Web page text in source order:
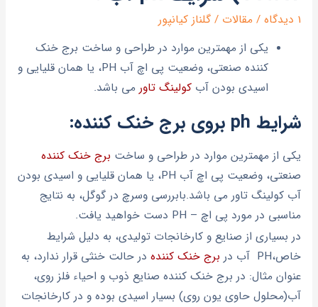
1 دیدگاه / مقالات / گلناز کیانپور
یکی از مهمترین موارد در طراحی و ساخت برج خنک
کننده صنعتی، وضعیت پی اچ آب PH، یا همان قلیایی و
اسیدی بودن آبکولینگ تاور می باشد.
شرایط ph بروی برج خنک کننده:
یکی از مهمترین موارد در طراحی و ساخت برج خنک کننده
صنعتی، وضعیت پی اچ آب PH، یا همان قلیایی و اسیدی بودن
آب کولینگ تاور می باشد.بابررسی وسرچ در گوگل، به نتایج
مناسبی در مورد پی اچ – PH دست خواهید یافت.
در بسیاری از صنایع و کارخانجات تولیدی، به دلیل شرایط
خاص،PH آب در
برج خنک کنندهدر حالت خنثی قرار ندارد، به
عنوان مثال: در برج خنک کننده صنایع ذوب و احیاء فلز روی،
آب(محلول حاوی یون روی) بسیار اسیدی بوده و در کارخانجات